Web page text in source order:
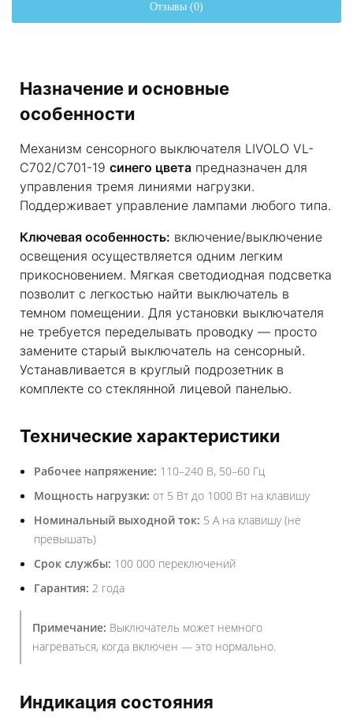
Отзывы (0)
Назначение и основные
особенности
Механизм сенсорного выключателя LIVOLO VL-
C702/C701-19 синего цвета предназначен для
управления тремя линиями нагрузки.
Поддерживает управление лампами любого типа.
Ключевая особенность: включение/выключение
освещения осуществляется одним легким
прикосновением. Мягкая светодиодная подсветка
позволит с легкостью найти выключатель в
темном помещении. Для установки выключателя
не требуется переделывать проводку — просто
замените старый выключатель на сенсорный.
Устанавливается в круглый подрозетник в
комплекте со стеклянной лицевой панелью.
Технические характеристики
Рабочее напряжение: 110–240 В, 50–60 Гц
Мощность нагрузки: от 5 Вт до 1000 Вт на клавишу
Номинальный выходной ток: 5 А на клавишу (не
превышать)
Срок службы: 100 000 переключений
Гарантия: 2 года
Примечание: Выключатель может немного
нагреваться, когда включен — это нормально.
Индикация состояния